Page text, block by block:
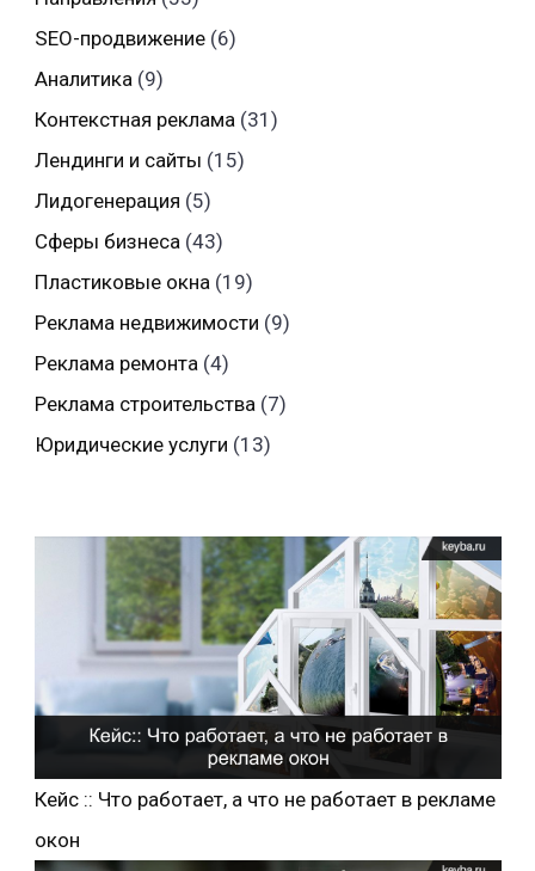
SEO-продвижение(6)
Аналитика(9)
Контекстная реклама(31)
Лендинги и сайты (15)
Лидогенерация (5)
Сферы бизнеса(43)
Пластиковые окна(19)
Реклама недвижимости (9)
Реклама ремонта(4)
Реклама строительства(7)
Юридические услуги (13)
Кейс :: Что работает, а что не работает в рекламе
окон